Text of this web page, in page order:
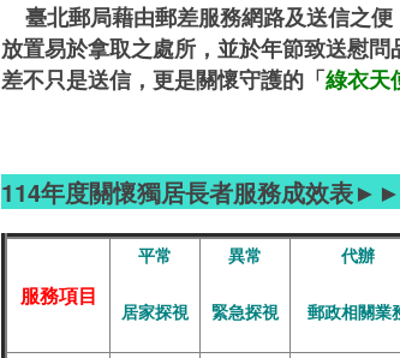
臺北郵局藉由郵差服務網路及送信之
放置易於拿取之處所，並於年節致送慰
差不只是送信，更是關懷守護的「綠衣天
114年度關懷獨居長者服務成效表
服務項目
平常
居家探視
異常
緊急探視
代辦
郵政相關業